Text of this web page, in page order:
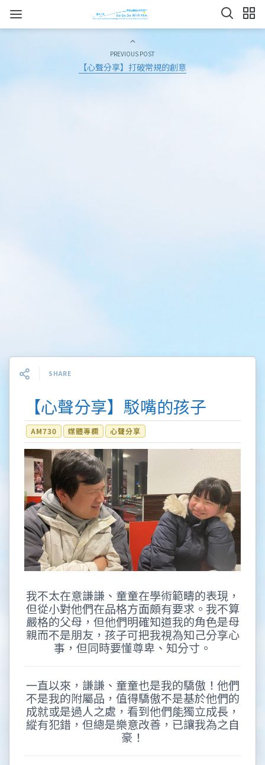
PREVIOUS POST
【心聲分享】打破常規的創意
SHARE
【心聲分享】駁嘴的孩子
AM730 媒體專欄 心聲分享
我不太在意謙謙、童童在學術範疇的表現，
但從小對他們在品格方面頗有要求。我不算
嚴格的父母，但他們明確知道我的角色是母
親而不是朋友，孩子可把我視為知己分享心
事，但同時要懂尊卑、知分寸。
一直以來，謙謙、童童也是我的驕傲！他們
不是我的附屬品，值得驕傲不是基於他們的
成就或是過人之處，看到他們能獨立成長，
縱有犯錯，但總是樂意改善，已讓我為之自
豪！